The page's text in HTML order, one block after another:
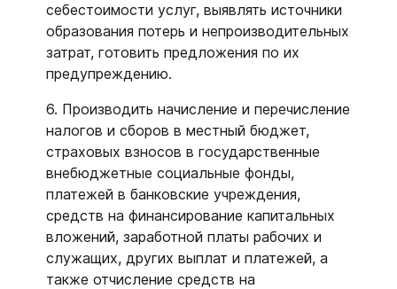
себестоимости услуг, выявлять источники
образования потерь и непроизводительных
затрат, готовить предложения по их
предупреждению.
6. Производить начисление и перечисление
налогов и сборов в местный бюджет,
страховых взносов в государственные
внебюджетные социальные фонды,
платежей в банковские учреждения,
средств на финансирование капитальных
вложений, заработной платы рабочих и
служащих, других выплат и платежей, а
также отчисление средств на